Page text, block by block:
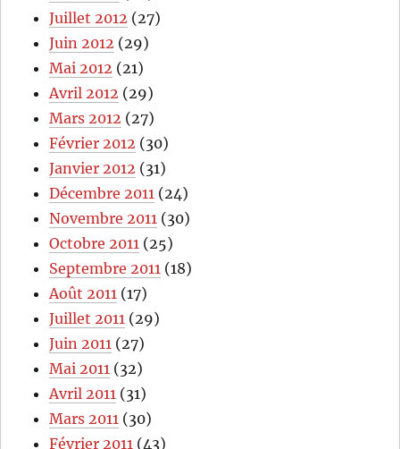
Juillet 2012 (27)
Juin 2012 (29)
Mai 2012 (21)
Avril 2012 (29)
Mars 2012 (27)
Février 2012 (30)
Janvier 2012 (31)
Décembre 2011 (24)
Novembre 2011 (30)
Octobre 2011 (25)
Septembre 2011 (18)
Août 2011 (17)
Juillet 2011 (29)
Juin 2011 (27)
Mai 2011 (32)
Avril 2011 (31)
Mars 2011 (30)
Février 2011 (43)